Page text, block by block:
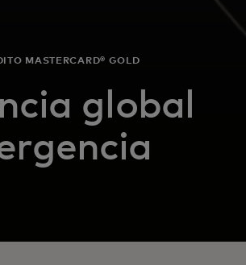
MASTERCARD® GOLD
global